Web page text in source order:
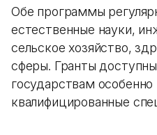
Обе программы
естественные науки,
сельское хозяйство,
сферы. Гранты
государствам
квалифицированные